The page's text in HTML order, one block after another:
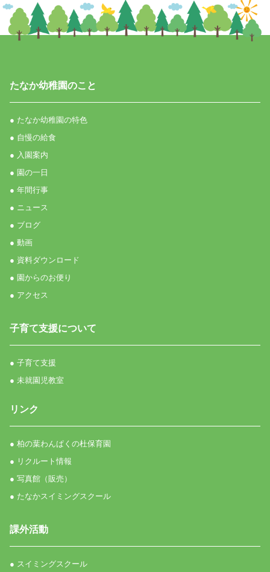
たなか幼稚園のこと
● たなか幼稚園の特色
● 自慢の給食
● 入園案内
● 園の一日
● 年間行事
● ニュース
● ブログ
● 動画
● 資料ダウンロード
● 園からのお便り
● アクセス
子育て支援について
● 子育て支援
● 未就園児教室
リンク
● 柏の葉わんぱくの杜保育園
● リクルート情報
● 写真館（販売）
● たなかスイミングスクール
課外活動
● スイミングスクール